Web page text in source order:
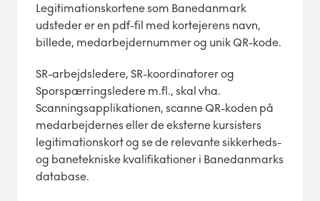
Legitimationskortene som Banedanmark
udsteder er en pdf-fil med kortejerens navn,
billede, medarbejdernummer og unik QR-kode.
SR-arbejdsledere, SR-koordinatorer og
Sporspærringsledere m.fl., skal vha.
Scanningsapplikationen, scanne QR-koden på
medarbejdernes eller de eksterne kursisters
legitimationskort og se de relevante sikkerheds-
og banetekniske kvalifikationer i Banedanmarks
database.